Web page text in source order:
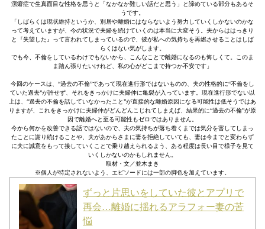
潔癖症で生真面目な性格を思うと「なかなか難しい話だと思う」と諦めている部分もあるそ
うです。
「しばらくは現状維持というか、別居や離婚にはならないよう努力していくしかないのかな
って考えていますが、今の状況で夫婦を続けていくのは本当に大変そう。夫からははっきり
と『失望した』って言われてしまっているので、彼が私への気持ちを再燃させることはしば
らくはない気がします。
でも今、不倫をしているわけでもないから、こんなことで離婚になるのも悔しくて。このま
ま踏ん張りたいけれど、私の心がどこまで持つか不安です」
今回のケースは、“過去の不倫”であって現在進行形ではないものの、夫の性格的に“不倫をし
ていた過去”が許せず、それをきっかけに夫婦仲に亀裂が入っています。現在進行形でない以
上は、“過去の不倫を話していなかったこと”が直接的な離婚原因になる可能性は低そうではあ
りますが、これをきっかけに夫婦仲がどんどんこじれてしまえば、結果的に“過去の不倫”が原
因で離婚へと至る可能性もゼロではありません。
今から何かを改善できる話ではないので、夫の気持ちが落ち着くまでは気分を害してしまっ
たことに謝り続けることや、夫があからさまに妻を拒絶していても、妻は今までと変わらず
に夫に誠意をもって接していくことで乗り越えられるよう、ある程度は長い目で様子を見て
いくしかないのかもしれません。
取材・文／並木まき
※個人が特定されないよう、エピソードには一部の脚色を加えています。
ずっと片思いをしていた彼とアプリで
再会…離婚に揺れるアラフォー妻の苦
悩